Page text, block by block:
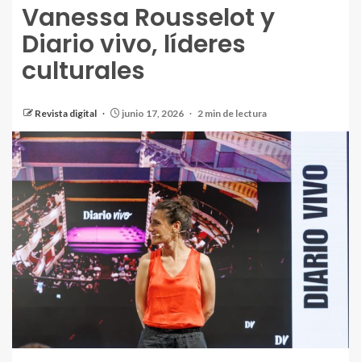
Vanessa Rousselot y
Diario vivo, líderes
culturales
Revista digital junio 17, 2026 2 min de lectura